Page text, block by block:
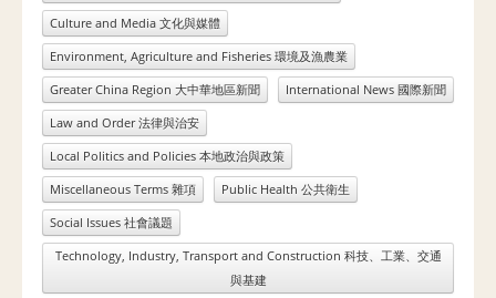
Culture and Media 文化與媒體
Environment, Agriculture and Fisheries 環境及漁農業
Greater China Region 大中華地區新聞
International News 國際新聞
Law and Order 法律與治安
Local Politics and Policies 本地政治與政策
Miscellaneous Terms 雜項
Public Health 公共衛生
Social Issues 社會議題
Technology, Industry, Transport and Construction 科技、工業、交通
與基建